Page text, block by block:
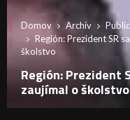
Domov Archív
Región: Prezident SR
školstvo
Región: Prezident
zaujímal o školstvo